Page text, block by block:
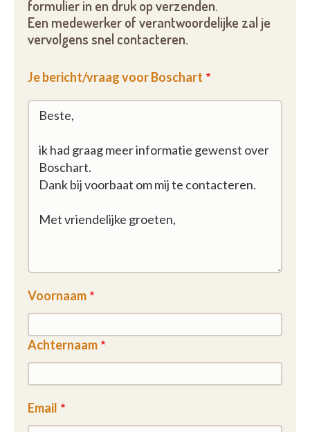
formulier in en druk op verzenden.
Een medewerker of verantwoordelijke zal je
vervolgens snel contacteren.
Je bericht/vraag voor Boschart
Voornaam
Achternaam
Email